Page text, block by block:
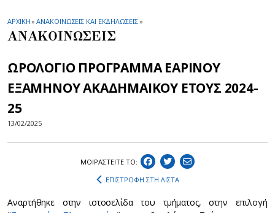
ΑΡΧΙΚΗ» ΑΝΑΚΟΙΝΩΣΕΙΣ ΚΑΙ ΕΚΔΗΛΩΣΕΙΣ»
ΑΝΑΚΟΙΝΩΣΕΙΣ
ΩΡΟΛΟΓΙΟ ΠΡΟΓΡΑΜΜΑ ΕΑΡΙΝΟΥ
ΕΞΑΜΗΝΟΥ ΑΚΑΔΗΜΑΙΚΟΥ ΕΤΟΥΣ 2024-
25
13/02/2025
ΜΟΙΡΑΣΤEIΤΕ ΤΟ:
ΕΠΙΣΤΡΟΦΗ ΣΤΗ ΛΙΣΤΑ
Αναρτήθηκε στην ιστοσελίδα του τμήματος, στην επιλογή